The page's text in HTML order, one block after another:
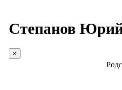
Степанов
×